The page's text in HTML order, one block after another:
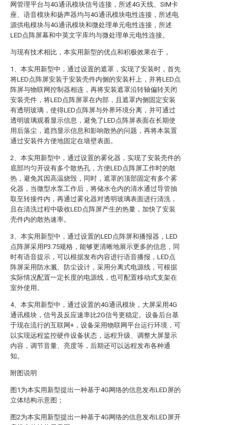
网管理平台与4G通讯模块信号连接，所述4G天线、SIM卡
座、语音模块和扬声器均与4G通讯模块电性连接，所述电
源供电模块与4G通讯模块和微处理单元电性连接，所述
LED点阵屏幕和中英文字库均与微处理单元电性连接。
与现有技术相比，本实用新型的优点和积极效果在于，
1、本实用新型中，通过设置的遮罩，实现了安装时，首先
将LED点阵屏安装于安装壳件内侧的安装杆上，并将LED点
阵屏与物联网控制器相连，再将安装遮罩沿转轴偏转关闭
安装壳件，将LED点阵屏罩在内部，且遮罩内侧固定安装
有透明玻璃，使得LED点阵屏与外界环境分离，并可通过
透明玻璃观看显示信息，避免了LED点阵屏表面在长期使
用后落尘，遮挡显示信息和影响散热的问题，再将本装置
通过安装件方便地固定在墙壁表面。
2、本实用新型中，通过设置的雾化器，实现了安装壳件的
底部均匀开设有多个散热孔，方便LED点阵屏工作时的散
热，避免其因高温烧毁，同时，遮罩的顶部固定有多个雾
化器，当微型水泵工作后，将储水仓内的清水通过导管抽
取至转接件内，再通过雾化器对透明玻璃表面进行清洗，
且在清洗过程中吸收LED点阵屏产生的热量，加快了安装
壳件内的散热速率。
3、本实用新型中，通过设置的LED点阵屏和播报器，LED
点阵屏采用P3.75规格，能够更清晰地展示更多的信息，同
时有语音提示，可以根据发布内容进行语音播报，LED点
阵屏采用防水溅、防尘设计，采用分离式电源线，可根据
实际情况配置一定长度的电源线，也可配置移动式支架在
室外使用。
4、本实用新型中，通过设置的4G通讯模块，大屏采用4G
通讯模块，信号及反应速率比2G信号更稳定。设备后台基
于现在流行的互联网+，设备采用物联网平台运行环境，可
以实现远程监控硬件设备状态，远程升级、调整大屏显示
内容，调节音量、亮度等，后期还可以远程发布各种通
知。
附图说明
图1为本实用新型提出一种基于4G网络的信息发布LED屏的
立体结构示意图；
图2为本实用新型提出一种基于4G网络的信息发布LED屏开